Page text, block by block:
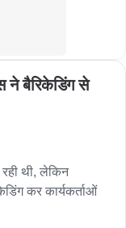
ने बैरिकेडिंग से
थी, लेकिन
कर कार्यकर्ताओं